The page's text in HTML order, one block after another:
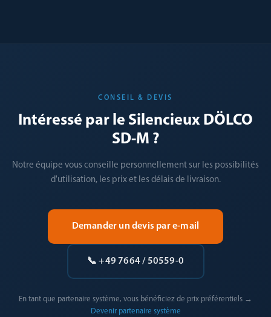
CONSEIL & DEVIS
Intéressé par le Silencieux DÖLCO
SD-M ?
Notre équipe vous conseille personnellement sur les possibilités
d'utilisation, les prix et les délais de livraison.
Demander un devis par e-mail
📞 +49 7664 / 50559-0
En tant que partenaire système, vous bénéficiez de prix préférentiels →
Devenir partenaire système